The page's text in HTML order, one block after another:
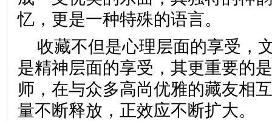
忆，更是一种特殊的语言。
收藏不但是心理层面的享受，
是精神层面的享受，其更重要的
师，在与众多高尚优雅的藏友相
量不断释放，正效应不断扩